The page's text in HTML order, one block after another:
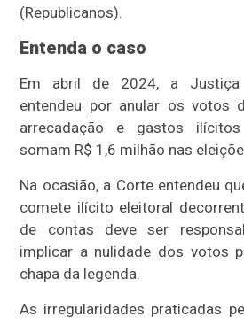
(Republicanos).
Entenda o caso
Em abril de 2024, a Justiça
entendeu por anular os votos
arrecadação e gastos
somam R$ 1,6 milhão nas
Na ocasião, a Corte entendeu
comete ilícito eleitoral
de contas deve ser
implicar a nulidade dos votos
chapa da legenda.
As irregularidades praticadas